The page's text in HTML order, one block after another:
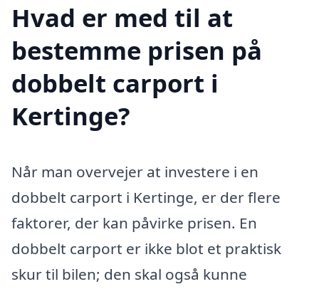
Hvad er med til at
bestemme prisen på
dobbelt carport i
Kertinge?
Når man overvejer at investere i en
dobbelt carport i Kertinge, er der flere
faktorer, der kan påvirke prisen. En
dobbelt carport er ikke blot et praktisk
skur til bilen; den skal også kunne